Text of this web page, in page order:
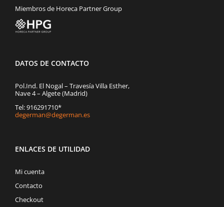
Miembros de Horeca Partner Group
DATOS DE CONTACTO
Pol.Ind. El Nogal – Travesía Villa Esther,
Nave 4 – Algete (Madrid)
Tel: 916291710*
degerman@degerman.es
ENLACES DE UTILIDAD
Mi cuenta
Contacto
Checkout